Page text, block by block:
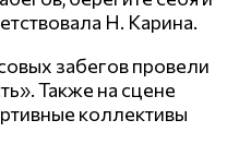
Н. Карина.
забегов провели
Также на сцене
коллективы